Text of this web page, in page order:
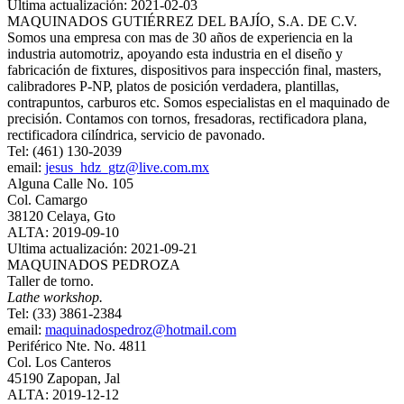
Ultima actualización: 2021-02-03
MAQUINADOS GUTIÉRREZ DEL BAJÍO, S.A. DE C.V.
Somos una empresa con mas de 30 años de experiencia en la
industria automotriz, apoyando esta industria en el diseño y
fabricación de fixtures, dispositivos para inspección final, masters,
calibradores P-NP, platos de posición verdadera, plantillas,
contrapuntos, carburos etc. Somos especialistas en el maquinado de
precisión. Contamos con tornos, fresadoras, rectificadora plana,
rectificadora cilíndrica, servicio de pavonado.
Tel: (461) 130-2039
email: jesus_hdz_gtz@live.com.mx
Alguna Calle No. 105
Col. Camargo
38120 Celaya, Gto
ALTA: 2019-09-10
Ultima actualización: 2021-09-21
MAQUINADOS PEDROZA
Taller de torno.
Lathe workshop.
Tel: (33) 3861-2384
email: maquinadospedroz@hotmail.com
Periférico Nte. No. 4811
Col. Los Canteros
45190 Zapopan, Jal
ALTA: 2019-12-12